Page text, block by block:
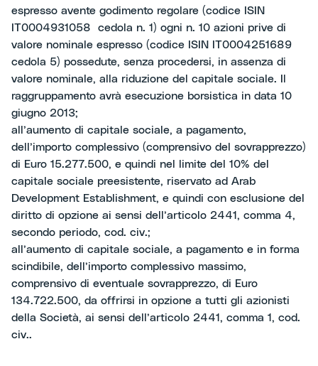
espresso avente godimento regolare (codice ISIN
IT0004931058 cedola n. 1) ogni n. 10 azioni prive di
valore nominale espresso (codice ISIN IT0004251689
cedola 5) possedute, senza procedersi, in assenza di
valore nominale, alla riduzione del capitale sociale. Il
raggruppamento avrà esecuzione borsistica in data 10
giugno 2013;
all’aumento di capitale sociale, a pagamento,
dell’importo complessivo (comprensivo del sovrapprezzo)
di Euro 15.277.500, e quindi nel limite del 10% del
capitale sociale preesistente, riservato ad Arab
Development Establishment, e quindi con esclusione del
diritto di opzione ai sensi dell’articolo 2441, comma 4,
secondo periodo, cod. civ.;
all’aumento di capitale sociale, a pagamento e in forma
scindibile, dell’importo complessivo massimo,
comprensivo di eventuale sovrapprezzo, di Euro
134.722.500, da offrirsi in opzione a tutti gli azionisti
della Società, ai sensi dell’articolo 2441, comma 1, cod.
civ..